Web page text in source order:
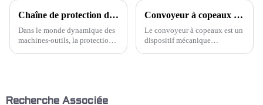
Chaîne de protection de câble flexible en acier au carbone TL : une synthèse de résistance et de flexibilité
Dans le monde dynamique des
machines-outils, la protection
Convoyeur à copeaux : un outil puissant pour le transport et le recyclage des déchets
Le convoyeur à copeaux est un
dispositif mécanique
Recherche Associée